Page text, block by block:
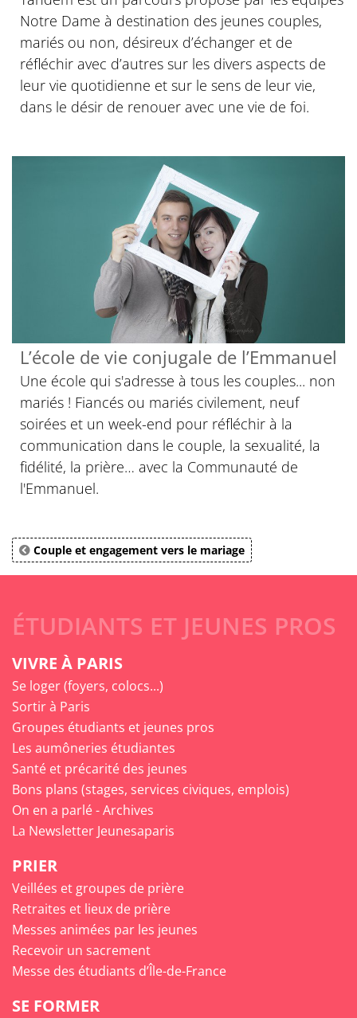
Notre Dame à destination des jeunes couples,
mariés ou non, désireux d’échanger et de
réfléchir avec d’autres sur les divers aspects de
leur vie quotidienne et sur le sens de leur vie,
dans le désir de renouer avec une vie de foi.
L’école de vie conjugale de l’Emmanuel
Une école qui s'adresse à tous les couples... non
mariés ! Fiancés ou mariés civilement, neuf
soirées et un week-end pour réfléchir à la
communication dans le couple, la sexualité, la
fidélité, la prière… avec la Communauté de
l'Emmanuel.
Couple et engagement vers le mariage
ÉTUDIANTS ET JEUNES PROS
VIVRE À PARIS
Se loger (foyers, colocs...)
Sortir à Paris
Groupes étudiants et jeunes pros
Les aumôneries étudiantes
Santé et précarité des jeunes
Bons plans (stages, services civiques, emplois)
On en a parlé - Archives
La Newsletter Jeunesaparis
PRIER
Veillées et groupes de prière
Retraites et lieux de prière
Messes animées par les jeunes
Recevoir un sacrement
Messe des étudiants d’Île-de-France
SE FORMER